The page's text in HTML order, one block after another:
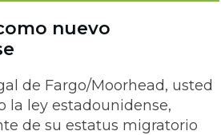
nuevo
de Fargo/Moorhead, usted
la ley estadounidense,
de su estatus migratorio